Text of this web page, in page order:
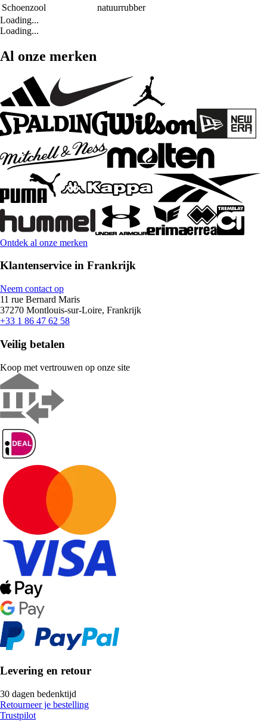
Schoenzool
natuurrubber
Loading...
Loading...
Al onze merken
Ontdek al onze merken
Klantenservice in Frankrijk
Neem contact op
11 rue Bernard Maris
37270 Montlouis-sur-Loire, Frankrijk
+33 1 86 47 62 58
Veilig betalen
Koop met vertrouwen op onze site
Levering en retour
30 dagen bedenktijd
Retourneer je bestelling
Trustpilot